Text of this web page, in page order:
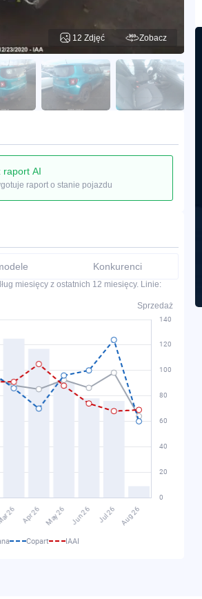
12 Zdjęć Zobacz
raport AI
raport o stanie pojazdu
Konkurenci
miesięcy z ostatnich 12 miesięcy. Linie:
Sprzedaż
Copart IAAI